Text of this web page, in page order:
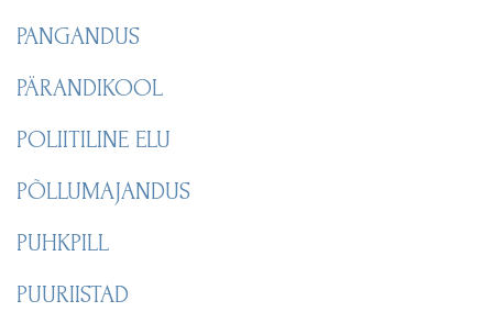
PANGANDUS
PÄRANDIKOOL
POLIITILINE ELU
PÕLLUMAJANDUS
PUHKPILL
PUURIISTAD